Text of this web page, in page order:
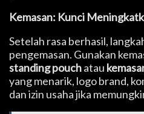
Kemasan: Kunci
Setelah rasa berhasil,
pengemasan. Gunakan
standing pouchatau
yang menarik, logo brand,
dan izin usaha jika